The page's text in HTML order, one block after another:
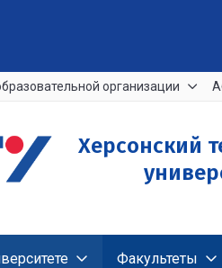
организации
Херсонский
Факультеты